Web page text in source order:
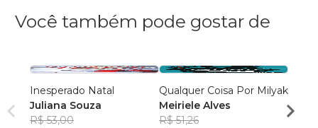
Você também pode gostar de
Inesperado Natal
Juliana Souza
R$ 53,00
Qualquer Coisa Por Milyak
Meiriele Alves
R$ 51,26
Nina
R$